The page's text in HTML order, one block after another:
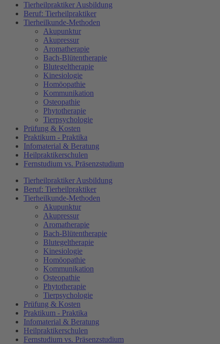
Tierheilpraktiker Ausbildung
Beruf: Tierheilpraktiker
Tierheilkunde-Methoden
Akupunktur
Akupressur
Aromatherapie
Bach-Blütentherapie
Blutegeltherapie
Kinesiologie
Homöopathie
Kommunikation
Osteopathie
Phytotherapie
Tierpsychologie
Prüfung & Kosten
Praktikum - Praktika
Infomaterial & Beratung
Heilpraktikerschulen
Fernstudium vs. Präsenzstudium
Tierheilpraktiker Ausbildung
Beruf: Tierheilpraktiker
Tierheilkunde-Methoden
Akupunktur
Akupressur
Aromatherapie
Bach-Blütentherapie
Blutegeltherapie
Kinesiologie
Homöopathie
Kommunikation
Osteopathie
Phytotherapie
Tierpsychologie
Prüfung & Kosten
Praktikum - Praktika
Infomaterial & Beratung
Heilpraktikerschulen
Fernstudium vs. Präsenzstudium